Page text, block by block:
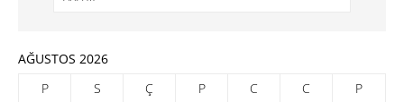
AĞUSTOS 2026
P
S Ç P C C
P